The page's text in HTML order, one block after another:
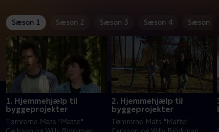
Sæson 1 Sæson 2 Sæson 3 Sæson 4 Sæson 5
1. Hjemmehjælp til
byggeprojekter
Tømrerne Mats "Matte"
2. Hjemmehjælp til
byggeprojekter
Tømrerne Mats "Matte"